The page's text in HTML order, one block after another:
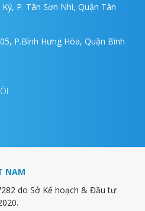
P. Tân Sơn Nhì, Quận Tân
P.Bình Hưng Hòa, Quận Bình
NAM
do Sở Kế hoạch & Đầu tư